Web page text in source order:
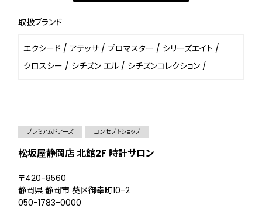
取扱ブランド
エクシード / アテッサ / プロマスター / シリーズエイト /
クロスシー / シチズン エル / シチズンコレクション /
プレミアムドアーズ コンセプトショップ
松坂屋静岡店 北館2F 時計サロン
〒420-8560
静岡県 静岡市 葵区御幸町10-2
050-1783-0000